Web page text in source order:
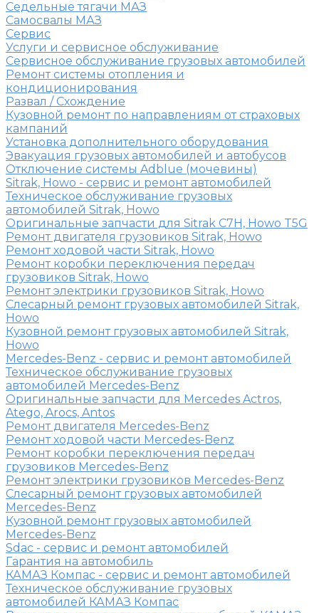
Седельные тягачи МАЗ
Самосвалы МАЗ
Сервис
Услуги и сервисное обслуживание
Сервисное обслуживание грузовых автомобилей
Ремонт системы отопления и
кондиционирования
Развал / Схождение
Кузовной ремонт по направлениям от страховых
кампаний
Установка дополнительного оборудования
Эвакуация грузовых автомобилей и автобусов
Отключение системы Adblue (мочевины)
Sitrak, Howo - сервис и ремонт автомобилей
Техническое обслуживание грузовых
автомобилей Sitrak, Howo
Оригинальные запчасти для Sitrak C7H, Howo T5G
Ремонт двигателя грузовиков Sitrak, Howo
Ремонт ходовой части Sitrak, Howo
Ремонт коробки переключения передач
грузовиков Sitrak, Howo
Ремонт электрики грузовиков Sitrak, Howo
Слесарный ремонт грузовых автомобилей Sitrak,
Howo
Кузовной ремонт грузовых автомобилей Sitrak,
Howo
Mercedes-Benz - сервис и ремонт автомобилей
Техническое обслуживание грузовых
автомобилей Mercedes-Benz
Оригинальные запчасти для Mercedes Actros,
Atego, Arocs, Antos
Ремонт двигателя Mercedes-Benz
Ремонт ходовой части Mercedes-Benz
Ремонт коробки переключения передач
грузовиков Mercedes-Benz
Ремонт электрики грузовиков Mercedes-Benz
Слесарный ремонт грузовых автомобилей
Mercedes-Benz
Кузовной ремонт грузовых автомобилей
Mercedes-Benz
Sdac - сервис и ремонт автомобилей
Гарантия на автомобиль
КАМАЗ Компас - сервис и ремонт автомобилей
Техническое обслуживание грузовых
автомобилей КАМАЗ Компас